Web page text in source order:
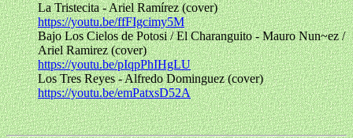
La Tristecita - Ariel Ramírez (cover)
https://youtu.be/ffFIgcimy5M
Bajo Los Cielos de Potosi / El Charanguito - Mauro Nun~ez /
Ariel Ramirez (cover)
https://youtu.be/pIqpPhIHgLU
Los Tres Reyes - Alfredo Dominguez (cover)
https://youtu.be/emPatxsD52A